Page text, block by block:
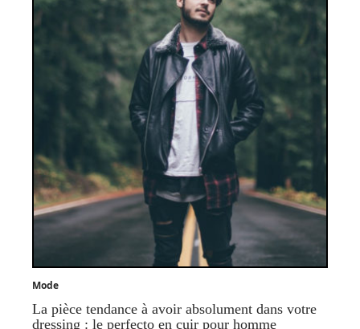
Mode
La pièce tendance à avoir absolument dans votre
dressing : le perfecto en cuir pour homme